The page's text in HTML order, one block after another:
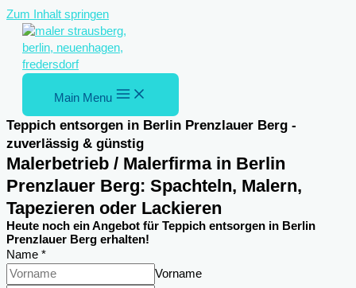
Zum Inhalt springen
Main Menu
Teppich entsorgen in Berlin Prenzlauer Berg -
zuverlässig & günstig
Malerbetrieb / Malerfirma in Berlin
Prenzlauer Berg: Spachteln, Malern,
Tapezieren oder Lackieren
Heute noch ein Angebot für Teppich entsorgen in Berlin
Prenzlauer Berg erhalten!
Name *
Vorname